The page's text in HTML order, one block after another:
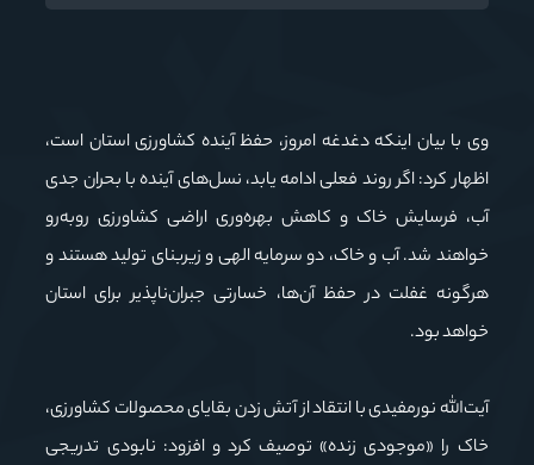
وی با بیان اینکه دغدغه امروز، حفظ آینده کشاورزی استان است،
اظهار کرد: اگر روند فعلی ادامه یابد، نسل‌های آینده با بحران جدی
آب، فرسایش خاک و کاهش بهره‌وری اراضی کشاورزی روبه‌رو
خواهند شد. آب و خاک، دو سرمایه الهی و زیربنای تولید هستند و
هرگونه غفلت در حفظ آن‌ها، خسارتی جبران‌ناپذیر برای استان
خواهد بود.
آیت‌الله نورمفیدی با انتقاد از آتش زدن بقایای محصولات کشاورزی،
خاک را «موجودی زنده» توصیف کرد و افزود: نابودی تدریجی